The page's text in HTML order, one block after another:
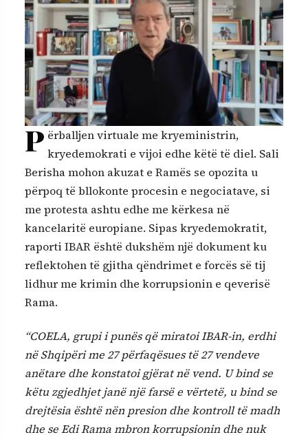
P ërballjen virtuale me kryeministrin,
kryedemokrati e vijoi edhe këtë të diel. Sali
Berisha mohon akuzat e Ramës se opozita u
përpoq të bllokonte procesin e negociatave, si
me protesta ashtu edhe me kërkesa në
kancelaritë europiane. Sipas kryedemokratit,
raporti IBAR është dukshëm një dokument ku
reflektohen të gjitha qëndrimet e forcës së tij
lidhur me krimin dhe korrupsionin e qeverisë
Rama.
“COELA, grupi i punës që miratoi IBAR-in, erdhi
në Shqipëri me 27 përfaqësues të 27 vendeve
anëtare dhe konstatoi gjërat në vend. U bind se
këtu zgjedhjet janë një farsë e vërtetë, u bind se
drejtësia është nën presion dhe kontroll të madh
dhe se Edi Rama mbron korrupsionin dhe nuk